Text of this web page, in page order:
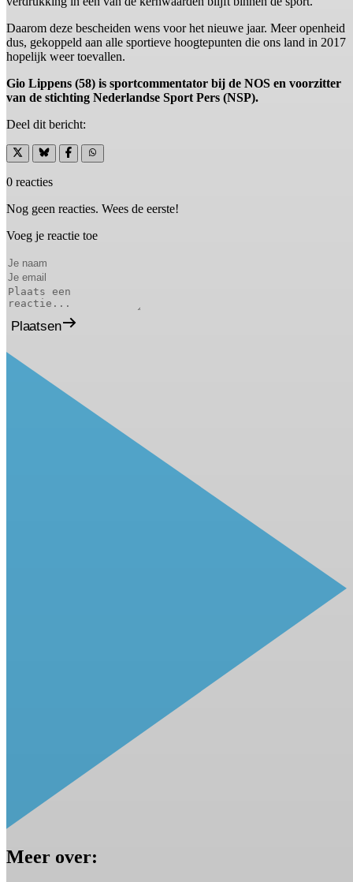
Daarom deze bescheiden wens voor het nieuwe jaar. Meer openheid
dus, gekoppeld aan alle sportieve hoogtepunten die ons land in 2017
hopelijk weer toevallen.
Gio Lippens (58) is sportcommentator bij de NOS en voorzitter
van de stichting Nederlandse Sport Pers (NSP).
Deel dit bericht:
0 reacties
Nog geen reacties. Wees de eerste!
Voeg je reactie toe
Plaatsen
Meer over: